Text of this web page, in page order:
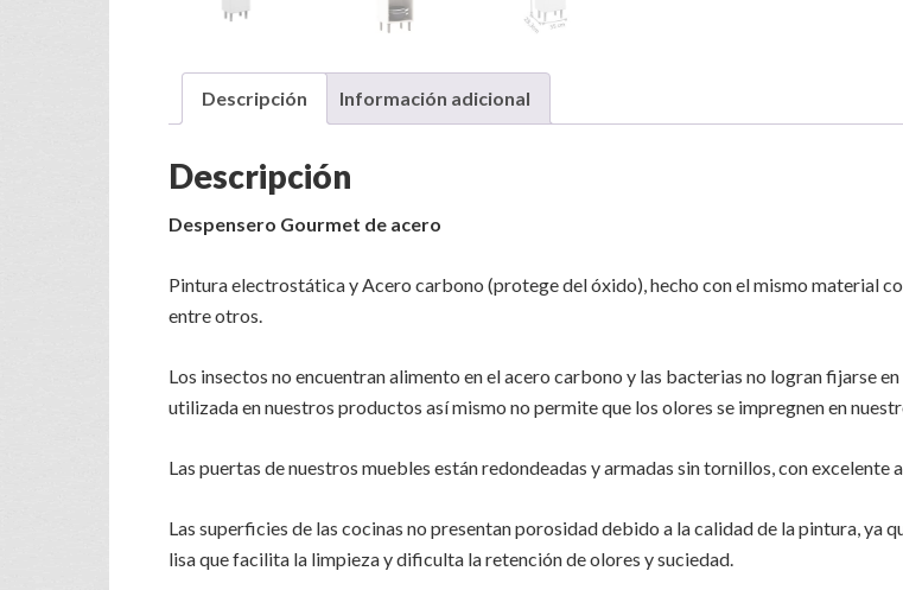
Descripción Información adicional
Descripción
Despensero Gourmet de acero
Pintura electrostática y Acero carbono (protege del óxido), hecho con el mismo material
entre otros.
Los insectos no encuentran alimento en el acero carbono y las bacterias no logran fijarse
utilizada en nuestros productos así mismo no permite que los olores se impregnen en
Las puertas de nuestros muebles están redondeadas y armadas sin tornillos, con excelente
Las superficies de las cocinas no presentan porosidad debido a la calidad de la pintura, ya
lisa que facilita la limpieza y dificulta la retención de olores y suciedad.